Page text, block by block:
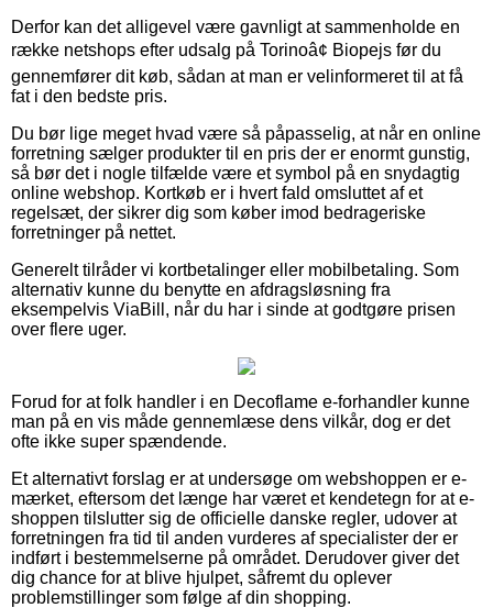
Derfor kan det alligevel være gavnligt at sammenholde en
række netshops efter udsalg på Torinoâ¢ Biopejs før du
gennemfører dit køb, sådan at man er velinformeret til at få
fat i den bedste pris.
Du bør lige meget hvad være så påpasselig, at når en online
forretning sælger produkter til en pris der er enormt gunstig,
så bør det i nogle tilfælde være et symbol på en snydagtig
online webshop. Kortkøb er i hvert fald omsluttet af et
regelsæt, der sikrer dig som køber imod bedrageriske
forretninger på nettet.
Generelt tilråder vi kortbetalinger eller mobilbetaling. Som
alternativ kunne du benytte en afdragsløsning fra
eksempelvis ViaBill, når du har i sinde at godtgøre prisen
over flere uger.
Forud for at folk handler i en Decoflame e-forhandler kunne
man på en vis måde gennemlæse dens vilkår, dog er det
ofte ikke super spændende.
Et alternativt forslag er at undersøge om webshoppen er e-
mærket, eftersom det længe har været et kendetegn for at e-
shoppen tilslutter sig de officielle danske regler, udover at
forretningen fra tid til anden vurderes af specialister der er
indført i bestemmelserne på området. Derudover giver det
dig chance for at blive hjulpet, såfremt du oplever
problemstillinger som følge af din shopping.